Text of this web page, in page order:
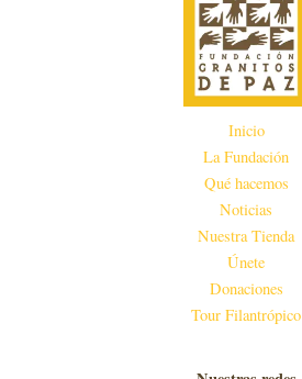
Inicio
La Fundación
Qué hacemos
Noticias
Nuestra Tienda
Únete
Donaciones
Tour Filantrópico